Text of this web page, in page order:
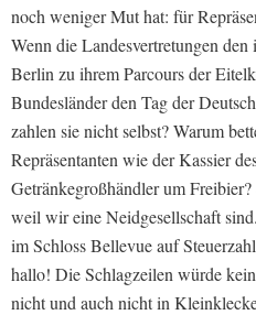
noch weniger Mut hat: für
Wenn die Landesvertretungen
Berlin zu ihrem Parcours der
Bundesländer den Tag der
zahlen sie nicht selbst? Warum
Repräsentanten wie der Kassier
Getränkegroßhändler um
weil wir eine Neidgesellschaft
im Schloss Bellevue auf
hallo! Die Schlagzeilen würde
nicht und auch nicht in